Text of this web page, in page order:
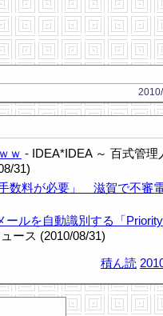
ｗ - IDEA*IDEA ～ 百式管理
31)
数料が必要」 滋賀で不審
ールを自動識別する「Priority
ース (2010/08/31)
積ん読